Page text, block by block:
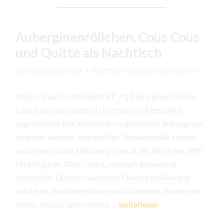
/
Nelke, Wasser und reichlich …Auberginenröllchen,
weiterlesen